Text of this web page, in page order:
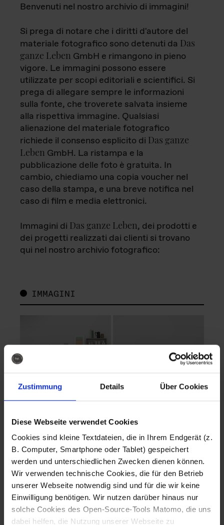
Zustimmung Details Über Cookies
Diese Webseite verwendet Cookies
Cookies sind kleine Textdateien, die in Ihrem Endgerät (z.
B. Computer, Smartphone oder Tablet) gespeichert
werden und unterschiedlichen Zwecken dienen können.
Wir verwenden technische Cookies, die für den Betrieb
unserer Webseite notwendig sind und für die wir keine
Einwilligung benötigen. Wir nutzen darüber hinaus nur
solche Cookies des Open-Source-Tools Matomo, die uns
dabei helfen, die Nutzung unserer Webseite zu
Benvenuti nel nostro archivio di immagini!
Si prega di notare che i diritti d'autore del
materiale fotografico sono detenuti da Das
ganze Leben GmbH e rimangono in pieno
vigore. Le immagini possono essere
utilizzate per scopi editoriali e scientifici. Si
prega di allegare sempre le informazioni
sulla fonte, che troverete salvata insieme
alla rispettiva immagine. Qualsiasi
alienazione del materiale fotografico
richiede il consenso esplicito di Das ganze
Leben GmbH. La ristampa e la
pubblicazione delle foto è gratuita. In
cambio, chiediamo una copia voucher nel
caso della stampa, e una breve notifica nel
caso di film e media elettronici.
Immagini di Das ganze Leben, dei prodotti e
dei progetti realizzati dai clienti si trovano
qui nel nostro archivio fotografico:
IMMAGINI
Fotografo: Lorenz
Sternbach
Download
Fotografo: Lorenz
Sternbach
Download